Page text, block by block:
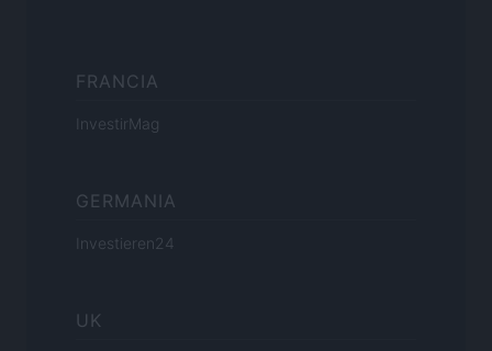
FRANCIA
InvestirMag
GERMANIA
Investieren24
UK